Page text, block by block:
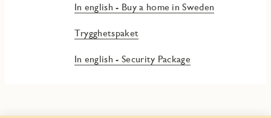
In english - Buy a home in Sweden
Trygghetspaket
In english - Security Package